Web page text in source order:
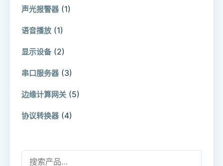
声光报警器 (1)
语音播放 (1)
显示设备 (2)
串口服务器 (3)
边缘计算网关 (5)
协议转换器 (4)
搜索：